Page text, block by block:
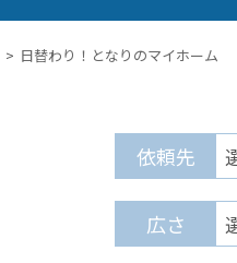
日替わり！となりのマイホーム
依頼先
広さ